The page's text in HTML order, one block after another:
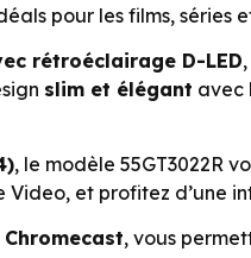
pour les films, séries
rétroéclairage D-LED
slim et élégant avec
, le modèle 55GT3022R
Video, et profitez d’une
Chromecast, vous